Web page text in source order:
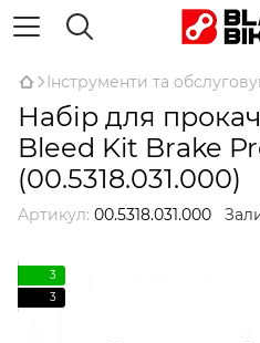
Інструменти та
Набір для
Bleed Kit Brake
(00.5318.031.000)
Артикул: 00.5318.031.000
3
3